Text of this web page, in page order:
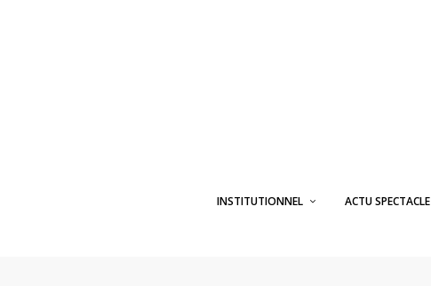
INSTITUTIONNEL ACTU SPECTACLE